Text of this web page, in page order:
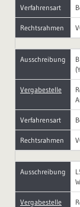
Verfahrensart
Rechtsrahmen
Ausschreibung
Vergabestelle
Verfahrensart
Rechtsrahmen
Ausschreibung
Vergabestelle